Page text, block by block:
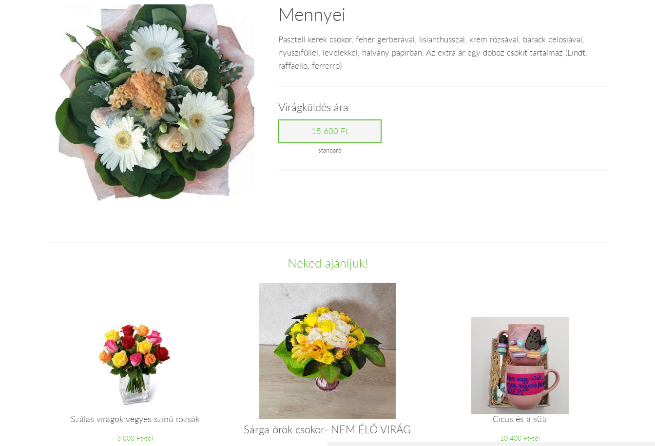
Mennyei
Pasztell kerek csokor, fehér gerberával, lisianthusszal, krém rózsával, barack celosiával,
nyuszifüllel, levelekkel, halvány papírban. Az extra ár egy doboz csokit tartalmaz (Lindt,
raffaello, ferrerro)
Virágküldés ára
15 600 Ft
standard
Neked ajánljuk!
Szálas virágok:vegyes színű rózsák
3 800 Ft-tól
Sárga örök csokor- NEM ÉLŐ VIRÁG
Cicus és a süti
10 400 Ft-tól